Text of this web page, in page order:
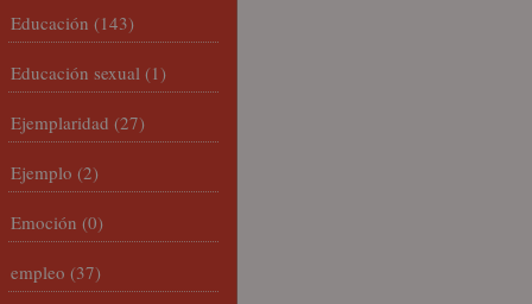
Educación (143)
Educación sexual (1)
Ejemplaridad (27)
Ejemplo (2)
Emoción (0)
empleo (37)